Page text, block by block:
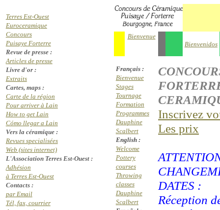
Terres Est-Ouest
Euroceramique
Concours
Puisaye Forterre
Revue de presse :
Articles de presse
Livre d'or :
Extraits
Cartes, maps :
Carte de la région
Pour arriver à Lain
How to get Lain
Cómo llegar a Lain
Vers la céramique :
Revues specialisées
Web (sites internet)
L'Association Terres Est-Ouest :
Adhésion
à Terres Est-Ouest
Contacts :
par Email
Tél, fax, courrier
Bienvenue
Bienvenidos
Français :
Bienvenue
Stages
Tournage
Formation
Programmes
Dauphine
Scalbert
English :
Welcome
Pottery
courses
Throwing
classes
Dauphine
Scalbert
Inscrivez
Les prix
DATES :
Réception